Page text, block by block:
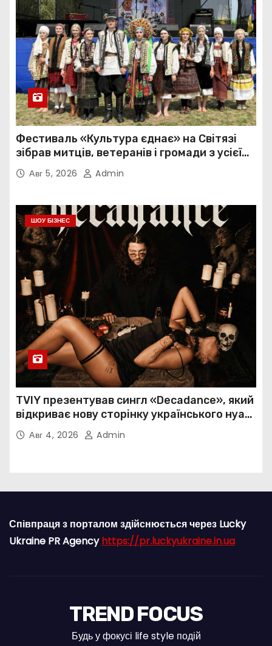
Фестиваль «Культура єднає» на Світязі
зібрав митців, ветеранів і громади з усієї
України
Авг 5, 2026 Admin
ШОУ БІЗНЕС
TVIY презентував сингл «Decadance», який
відкриває нову сторінку українського нуар-
попуАвг 4, 2026 Admin
Співпраця з порталом здійснюється через Lucky
Ukraine PR Agencyhttps://pr.luckyukraine.in.ua
TREND FOCUS
Будь у фокусі life style подій